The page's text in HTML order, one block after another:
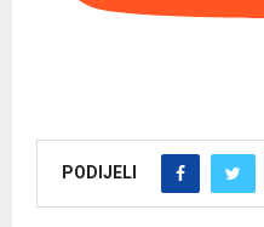
PODIJELI